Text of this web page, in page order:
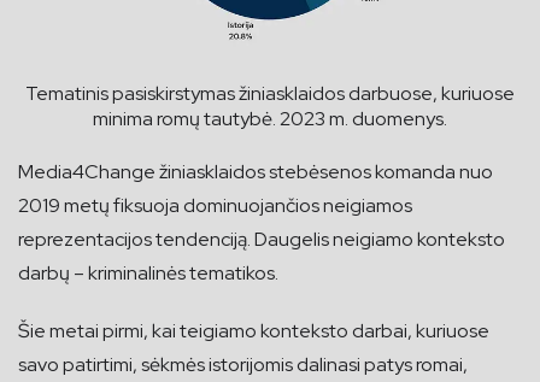
Tematinis pasiskirstymas žiniasklaidos darbuose, kuriuose
minima romų tautybė. 2023 m. duomenys.
Media4Change žiniasklaidos stebėsenos komanda nuo
2019 metų fiksuoja dominuojančios neigiamos
reprezentacijos tendenciją. Daugelis neigiamo konteksto
darbų – kriminalinės tematikos.
Šie metai pirmi, kai teigiamo konteksto darbai, kuriuose
savo patirtimi, sėkmės istorijomis dalinasi patys romai,